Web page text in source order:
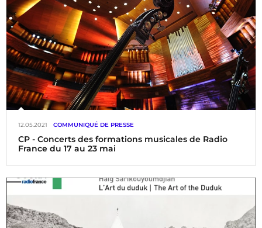
CP - Concerts des formations musicales de Radio
France du 17 au 23 mai
12.05.2021 COMMUNIQUÉ DE PRESSE